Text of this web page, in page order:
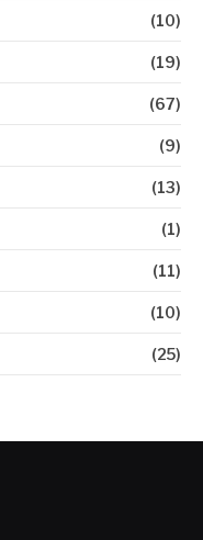
(10)
(19)
(67)
(9)
(13)
(1)
(11)
(10)
(25)